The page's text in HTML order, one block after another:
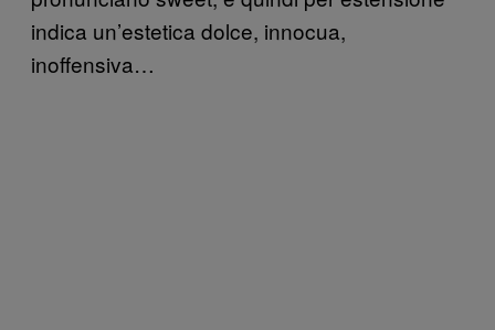
indica un’estetica dolce, innocua,
inoffensiva…